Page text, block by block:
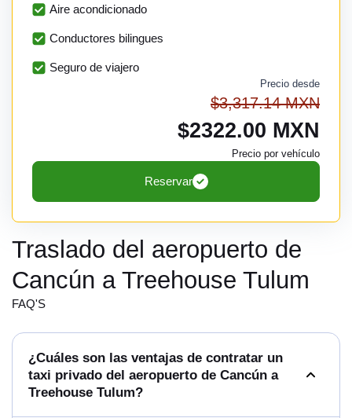
Aire acondicionado
Conductores bilingues
Seguro de viajero
Precio desde
$3,317.14 MXN
$2322.00 MXN
Precio por vehículo
Reservar
Traslado del aeropuerto de
Cancún a Treehouse Tulum
FAQ'S
¿Cuáles son las ventajas de contratar un
taxi privado del aeropuerto de Cancún a
Treehouse Tulum?